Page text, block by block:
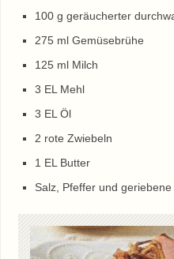
100 g geräucherter
275 ml Gemüsebrühe
125 ml Milch
3 EL Mehl
3 EL Öl
2 rote Zwiebeln
1 EL Butter
Salz, Pfeffer und